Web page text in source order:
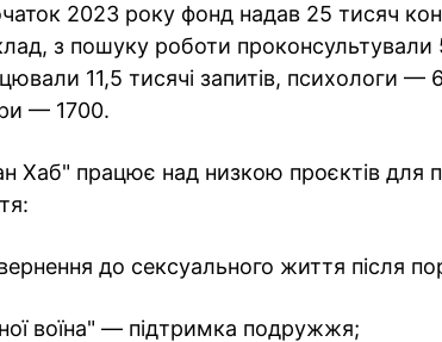
2023 року фонд надав 25 тисяч
з пошуку роботи проконсультували
11,5 тисячі запитів, психологи —
— 1700.
Хаб" працює над низкою проєктів для
до сексуального життя після
воїна" — підтримка подружжя;